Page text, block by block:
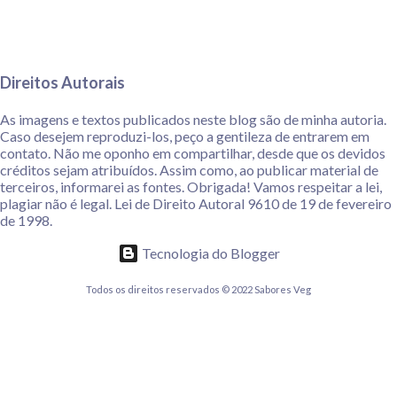
Direitos Autorais
As imagens e textos publicados neste blog são de minha autoria.
Caso desejem reproduzi-los, peço a gentileza de entrarem em
contato. Não me oponho em compartilhar, desde que os devidos
créditos sejam atribuídos. Assim como, ao publicar material de
terceiros, informarei as fontes. Obrigada! Vamos respeitar a lei,
plagiar não é legal. Lei de Direito Autoral 9610 de 19 de fevereiro
de 1998.
Tecnologia do Blogger
Todos os direitos reservados © 2022 Sabores Veg